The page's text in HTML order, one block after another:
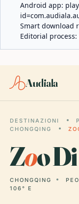
Android app:
Smart download
Editorial process:
Audiala
DESTINAZIONI
CHONGQING
Zoo
CHONGQING
106° E